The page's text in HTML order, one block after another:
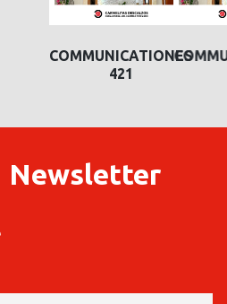
COMMUNICATIONES
420
Newsletter